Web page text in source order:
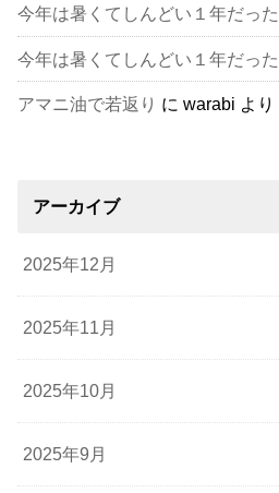
今年は暑くてしんどい１年だった
今年は暑くてしんどい１年だった
アマニ油で若返り にwarabi より
アーカイブ
2025年12月
2025年11月
2025年10月
2025年9月